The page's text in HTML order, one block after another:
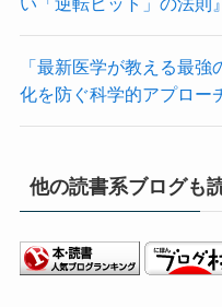
「最新医学が教える最
化を防ぐ科学的アプロー
他の読書系ブログも